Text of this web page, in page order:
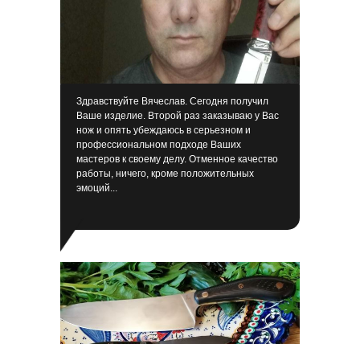
Здравствуйте Вячеслав. Сегодня получил
Ваше изделие. Второй раз заказываю у Вас
нож и опять убеждаюсь в серьезном и
профессиональном подходе Ваших
мастеров к своему делу. Отменное качество
работы, ничего, кроме положительных
эмоций...